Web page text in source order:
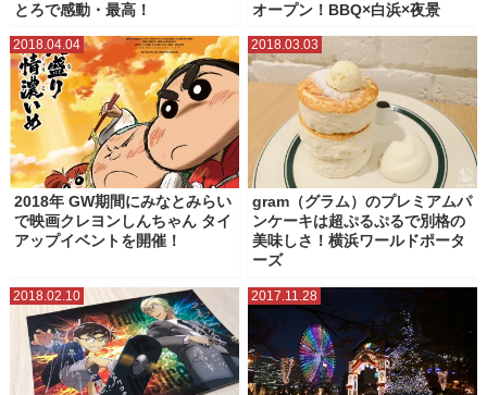
とろで感動・最高！
オープン！BBQ×白浜×夜景
2018.04.04
2018年 GW期間にみなとみらい
で映画クレヨンしんちゃん タイ
アップイベントを開催！
2018.03.03
gram（グラム）のプレミアムパ
ンケーキは超ぷるぷるで別格の
美味しさ！横浜ワールドポータ
ーズ
2018.02.10 2017.11.28